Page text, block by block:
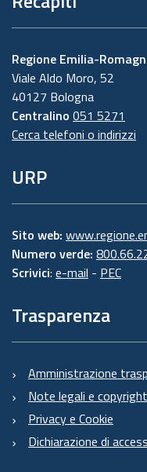
Regione Emilia-
Viale Aldo Moro, 52
40127 Bologna
Centralino 051 5271
Cerca telefoni o indirizzi
URP
Sito web:
Numero verde:
Scrivici: e-mail - PEC
Trasparenza
Amministrazione
Note legali e copyright
Privacy e Cookie
Dichiarazione di